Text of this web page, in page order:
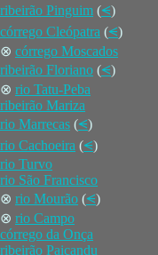
ribeirão Pinguim (⪪)
córrego Cleópatra (⪪)
⊗ córrego Moscados
ribeirão Floriano (⪪)
⊗ rio Tatu-Peba
ribeirão Mariza
rio Marrecas (⪪)
rio Cachoeira (⪪)
rio Turvo
rio São Francisco
⊗ rio Mourão (⪪)
⊗ rio Campo
córrego da Onça
ribeirão Paiçandu